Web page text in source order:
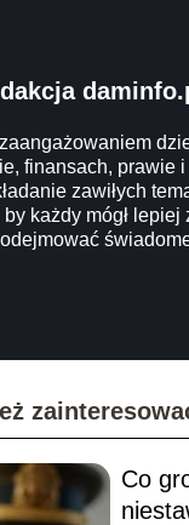
finansach, prawie i
zawiłych
każdy mógł lepiej
Co